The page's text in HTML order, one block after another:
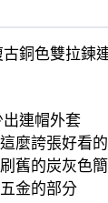
銅色雙拉鍊
連帽外套
麼誇張好看
舊的炭灰色
金的部分